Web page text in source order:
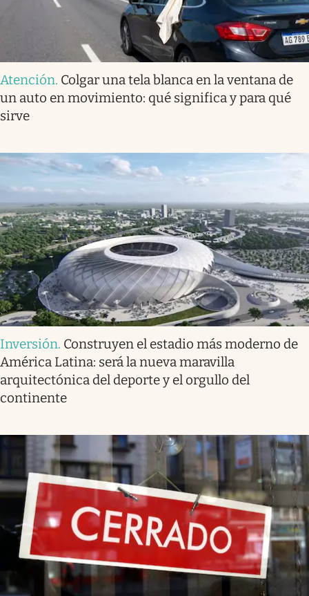
Atención. Colgar una tela blanca en la ventana de
un auto en movimiento: qué significa y para qué
sirve
Inversión. Construyen el estadio más moderno de
América Latina: será la nueva maravilla
arquitectónica del deporte y el orgullo del
continente